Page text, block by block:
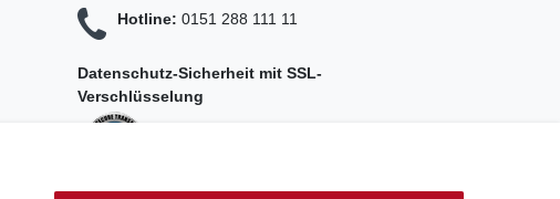
Hotline: 0151 288 111 11
Datenschutz-Sicherheit mit SSL-
Verschlüsselung